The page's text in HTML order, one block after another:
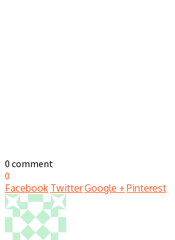
0 comment
0
Facebook TwitterGoogle + Pinterest